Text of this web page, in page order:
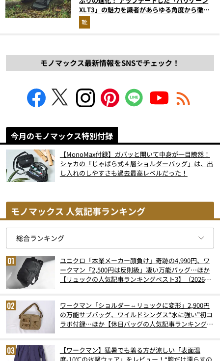
XLT3」の魅力を識者があらゆる角度から徹底
解説！
靴
モノマックス最新情報をSNSでチェック！
今月のモノマックス特別付録
【MonoMax付録】ガバッと開いて中身が一目瞭然！
シャカの「じゃばら式４層ショルダーバッグ」は、出
し入れのしやすさも過去最高レベルだった！
モノマックス 人気記事ランキング
ユニクロ「本業メーカー顔負け」奇跡の4,990円、ワ
ークマン「2,500円は反則級」凄い万能バッグ…ほか
【リュックの人気記事ランキングベスト3】（2026年
ワークマン「ショルダー⇔リュックに変形」2,900円
の万能サブバッグ、ワイルドシングス“水に強い”初コ
ラボ付録…ほか【休日バッグの人気記事ランキングベ
【ワークマン】猛暑でも着る方が涼しい「表面温
度-10℃の氷撃ウェア」をレビュー！“腕だけ濡らすの